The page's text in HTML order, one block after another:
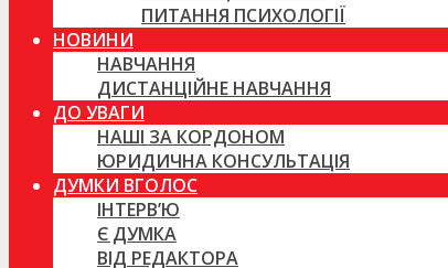
ПИТАННЯ ПСИХОЛОГІЇ
НОВИНИ
НАВЧАННЯ
ДИСТАНЦІЙНЕ НАВЧАННЯ
ДО УВАГИ
НАШІ ЗА КОРДОНОМ
ЮРИДИЧНА КОНСУЛЬТАЦІЯ
ДУМКИ ВГОЛОС
ІНТЕРВ’Ю
Є ДУМКА
ВІД РЕДАКТОРА